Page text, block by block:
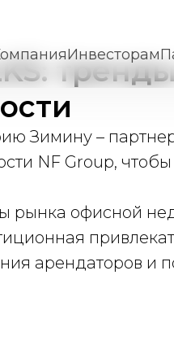
Инвесторам
Зимину –
NF Group,
рынка офисной
арендаторов и